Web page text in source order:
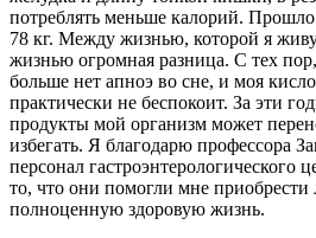
потреблять меньше калорий. Прошло
78 кг. Между жизнью, которой я
жизнью огромная разница. С тех
больше нет апноэ во сне, и моя
практически не беспокоит. За эти
продукты мой организм может
избегать. Я благодарю профессора
персонал гастроэнтерологического
то, что они помогли мне приобрести
полноценную здоровую жизнь.